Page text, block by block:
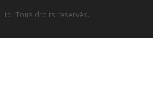
Tous droits reservés.